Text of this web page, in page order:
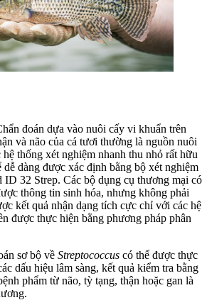
đoán dựa vào nuôi cấy vi khuẩn trên
và não của cá tươi thường là nguồn nuôi
thống xét nghiệm nhanh thu nhỏ rất hữu
dễ dàng được xác định bằng bộ xét nghiệm
32 Strep. Các bộ dụng cụ thương mại có
thông tin sinh hóa, nhưng không phải
kết quả nhận dạng tích cực chỉ với các hệ
được thực hiện bằng phương pháp phân
sơ bộ về Streptococcus có thể được thực
dấu hiệu lâm sàng, kết quả kiểm tra bằng
phẩm từ não, tỳ tạng, thận hoặc gan là